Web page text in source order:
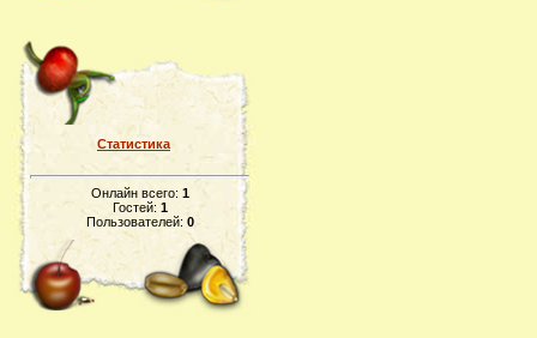
Статистика
Онлайн всего: 1
Гостей: 1
Пользователей: 0